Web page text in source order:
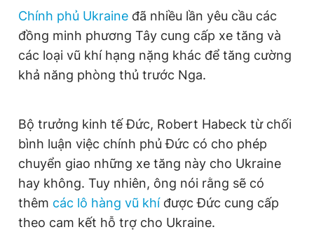
Chính phủ Ukraine đã nhiều lần yêu cầu các
đồng minh phương Tây cung cấp xe tăng và
các loại vũ khí hạng nặng khác để tăng cường
khả năng phòng thủ trước Nga.
Bộ trưởng kinh tế Đức, Robert Habeck từ chối
bình luận việc chính phủ Đức có cho phép
chuyển giao những xe tăng này cho Ukraine
hay không. Tuy nhiên, ông nói rằng sẽ có
thêm các lô hàng vũ khí được Đức cung cấp
theo cam kết hỗ trợ cho Ukraine.